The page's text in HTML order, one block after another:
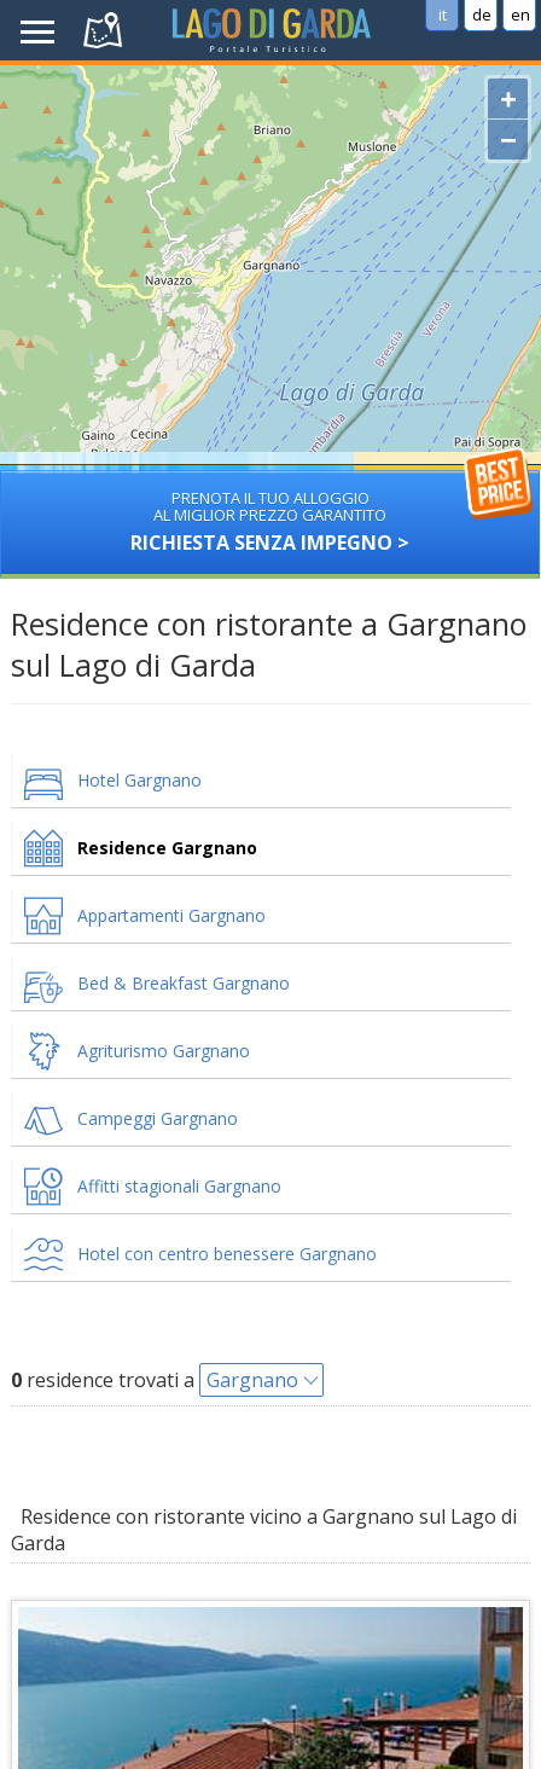
it de en
+
−
PRENOTA IL TUO ALLOGGIO
AL MIGLIOR PREZZO GARANTITO
RICHIESTA SENZA IMPEGNO >
Residence con ristorante a Gargnano
sul Lago di Garda
Hotel Gargnano
Residence Gargnano
Appartamenti Gargnano
Bed & Breakfast Gargnano
Agriturismo Gargnano
Campeggi Gargnano
Affitti stagionali Gargnano
Hotel con centro benessere Gargnano
0residence trovati a Gargnano
Residence con ristorante vicino a Gargnano sul Lago di
Garda